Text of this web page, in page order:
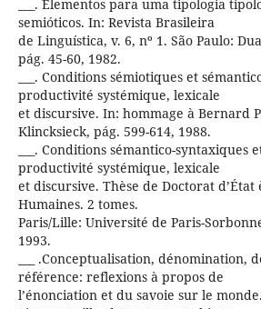
___. Elementos para uma tipologia
semióticos. In: Revista Brasileira
de Linguística, v. 6, nº 1. São Paulo:
pág. 45-60, 1982.
___. Conditions sémiotiques et
productivité systémique, lexicale
et discursive. In: hommage à Bernard
Klincksieck, pág. 599-614, 1988.
___. Conditions sémantico-syntaxiques
productivité systémique, lexicale
et discursive. Thèse de Doctorat d’État
Humaines. 2 tomes.
Paris/Lille: Université de Paris-
1993.
___ .Conceptualisation, dénomination,
référence: reflexions à propos de
l’énonciation et du savoie sur le